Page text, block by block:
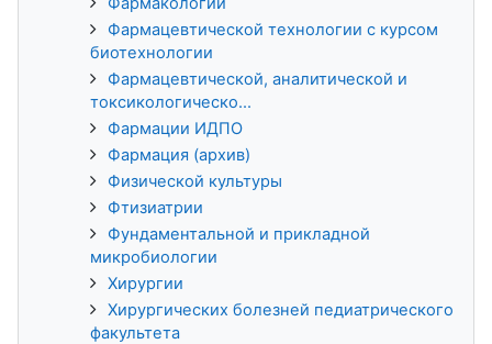
Фармацевтической технологии с курсом
биотехнологии
Фармацевтической, аналитической и
токсикологическо...
Фармации ИДПО
Фармация (архив)
Физической культуры
Фтизиатрии
Фундаментальной и прикладной
микробиологии
Хирургии
Хирургических болезней педиатрического
факультета